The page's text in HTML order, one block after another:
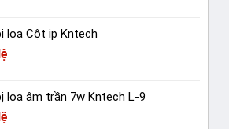
loa Cột ip Kntech
loa âm trần 7w Kntech L-9